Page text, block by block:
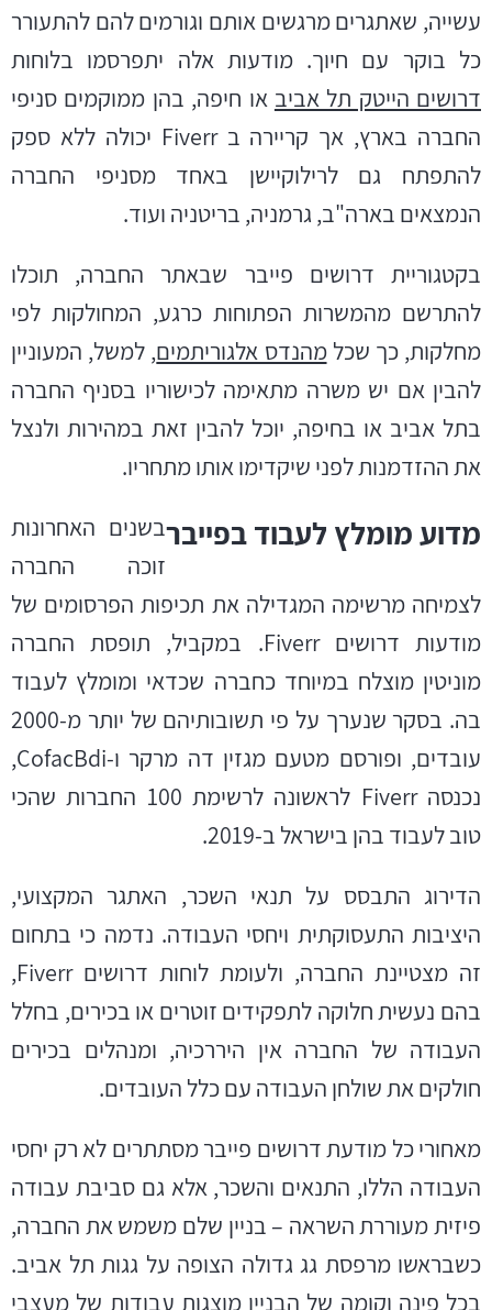
עשייה, שאתגרים מרגשים אותם וגורמים להם להתעורר
כל בוקר עם חיוך. מודעות אלה יתפרסמו בלוחות
דרושים הייטק תל אביב או חיפה, בהן ממוקמים סניפי
החברה בארץ, אך קריירה ב Fiverr יכולה ללא ספק
להתפתח גם לרילוקיישן באחד מסניפי החברה
הנמצאים בארה"ב, גרמניה, בריטניה ועוד.
בקטגוריית דרושים פייבר שבאתר החברה, תוכלו
להתרשם מהמשרות הפתוחות כרגע, המחולקות לפי
מחלקות, כך שכלמהנדס אלגוריתמים, למשל, המעוניין
להבין אם יש משרה מתאימה לכישוריו בסניף החברה
בתל אביב או בחיפה, יוכל להבין זאת במהירות ולנצל
את ההזדמנות לפני שיקדימו אותו מתחריו.
מדוע מומלץ לעבוד בפייברבשנים האחרונות
זוכה החברה
לצמיחה מרשימה המגדילה את תכיפות הפרסומים של
מודעות דרושים Fiverr. במקביל, תופסת החברה
מוניטין מוצלח במיוחד כחברה שכדאי ומומלץ לעבוד
בה. בסקר שנערך על פי תשובותיהם של יותר מ-2000
עובדים, ופורסם מטעם מגזין דה מרקר ו-CofacBdi
,
נכנסהFiverr
לראשונה לרשימת 100 החברות שהכי
טוב לעבוד בהן בישראל ב-2019.
הדירוג התבסס על תנאי השכר, האתגר המקצועי,
היציבות התעסוקתית ויחסי העבודה. נדמה כי בתחום
זה מצטיינת החברה, ולעומת לוחות דרושים Fiverr,
בהם נעשית חלוקה לתפקידים זוטרים או בכירים, בחלל
העבודה של החברה אין היררכיה, ומנהלים בכירים
חולקים את שולחן העבודה עם כלל העובדים.
מאחורי כל מודעת דרושים פייבר מסתתרים לא רק יחסי
העבודה הללו, התנאים והשכר, אלא גם סביבת עבודה
פיזית מעוררת השראה – בניין שלם משמש את החברה,
כשבראשו מרפסת גג גדולה הצופה על גגות תל אביב.
בכל פינה וקומה של הבניין מוצגות עבודות של מעצבי